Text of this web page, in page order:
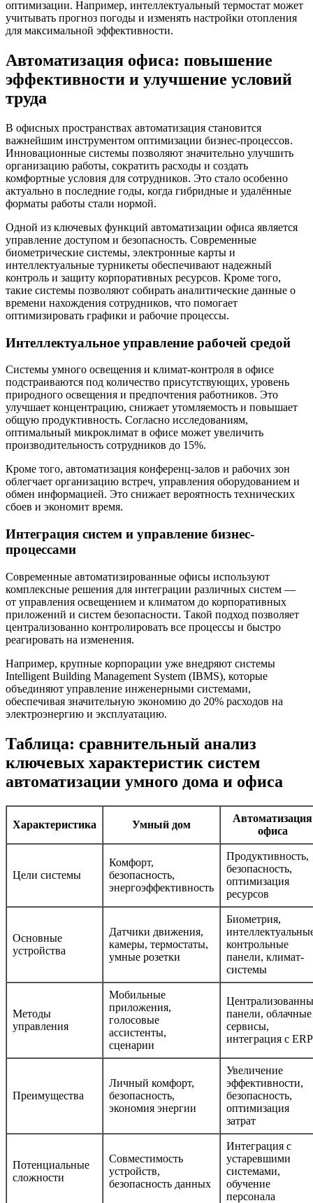
оптимизации. Например, интеллектуальный термостат может
учитывать прогноз погоды и изменять настройки отопления
для максимальной эффективности.
Автоматизация офиса: повышение
эффективности и улучшение условий
труда
В офисных пространствах автоматизация становится
важнейшим инструментом оптимизации бизнес-процессов.
Инновационные системы позволяют значительно улучшить
организацию работы, сократить расходы и создать
комфортные условия для сотрудников. Это стало особенно
актуально в последние годы, когда гибридные и удалённые
форматы работы стали нормой.
Одной из ключевых функций автоматизации офиса является
управление доступом и безопасность. Современные
биометрические системы, электронные карты и
интеллектуальные турникеты обеспечивают надежный
контроль и защиту корпоративных ресурсов. Кроме того,
такие системы позволяют собирать аналитические данные о
времени нахождения сотрудников, что помогает
оптимизировать графики и рабочие процессы.
Интеллектуальное управление рабочей средой
Системы умного освещения и климат-контроля в офисе
подстраиваются под количество присутствующих, уровень
природного освещения и предпочтения работников. Это
улучшает концентрацию, снижает утомляемость и повышает
общую продуктивность. Согласно исследованиям,
оптимальный микроклимат в офисе может увеличить
производительность сотрудников до 15%.
Кроме того, автоматизация конференц-залов и рабочих зон
облегчает организацию встреч, управления оборудованием и
обмен информацией. Это снижает вероятность технических
сбоев и экономит время.
Интеграция систем и управление бизнес-
процессами
Современные автоматизированные офисы используют
комплексные решения для интеграции различных систем —
от управления освещением и климатом до корпоративных
приложений и систем безопасности. Такой подход позволяет
централизованно контролировать все процессы и быстро
реагировать на изменения.
Например, крупные корпорации уже внедряют системы
Intelligent Building Management System (IBMS), которые
объединяют управление инженерными системами,
обеспечивая значительную экономию до 20% расходов на
электроэнергию и эксплуатацию.
Таблица: сравнительный анализ
ключевых характеристик систем
автоматизации умного дома и офиса
Характеристика Умный дом
Автоматизация
офиса
Цели системы
Комфорт,
безопасность,
энергоэффективность
Продуктивность,
безопасность,
оптимизация
ресурсов
Основные
устройства
Датчики движения,
камеры, термостаты,
умные розетки
Биометрия,
контрольные
панели, климат-
системы
Методы
управления
Мобильные
приложения,
голосовые
ассистенты,
сценарии
панели, облачные
сервисы,
интеграция с ERP
Преимущества
Личный комфорт,
безопасность,
экономия энергии
Увеличение
эффективности,
безопасность,
оптимизация
затрат
Потенциальные
сложности
Совместимость
устройств,
безопасность данных
Интеграция с
устаревшими
системами,
обучение
персонала